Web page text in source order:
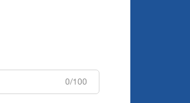
0/100